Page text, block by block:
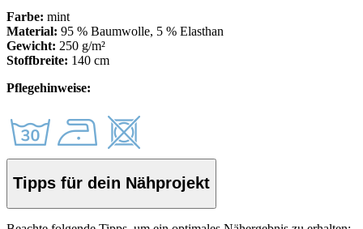
Farbe: mint
Material: 95 % Baumwolle, 5 % Elasthan
Gewicht: 250 g/m²
Stoffbreite: 140 cm
Pflegehinweise:
Tipps für dein Nähprojekt